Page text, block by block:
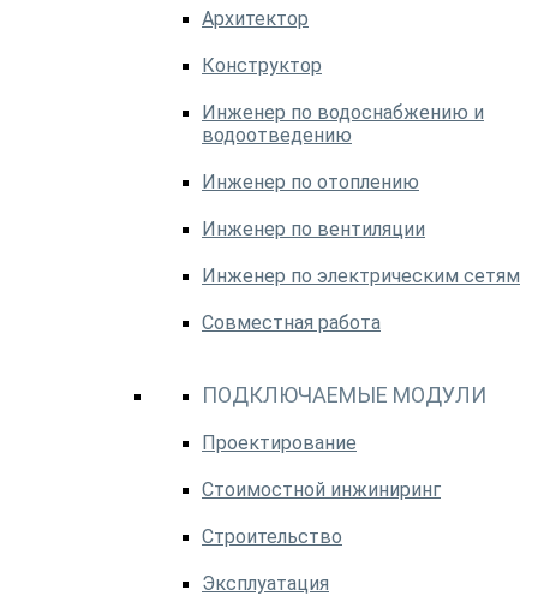
Архитектор
Конструктор
Инженер по водоснабжению и
водоотведению
Инженер по отоплению
Инженер по вентиляции
Инженер по электрическим сетям
Совместная работа
ПОДКЛЮЧАЕМЫЕ МОДУЛИ
Проектирование
Стоимостной инжиниринг
Строительство
Эксплуатация